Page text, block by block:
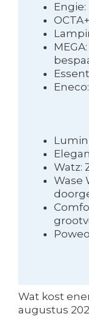
Watz:
Wase
Wat kost
augustus